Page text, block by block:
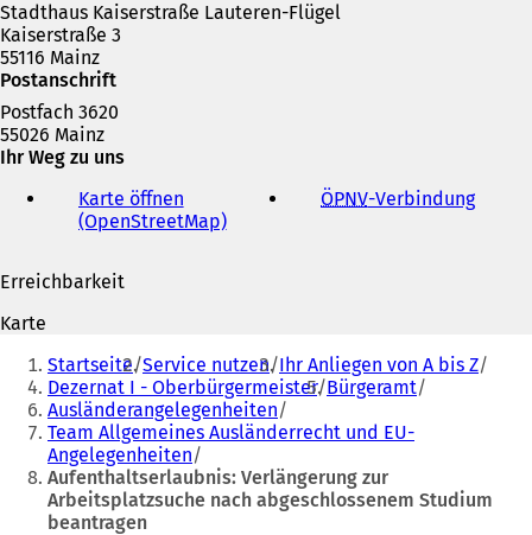
n
a
)
Stadthaus Kaiserstraße Lauteren-Flügel
Kaiserstraße 3
55116 Mainz
Postanschrift
Postfach 3620
55026 Mainz
Ihr Weg zu uns
Karte öffnen
(OpenStreetMap)(
t
i
n
e
i
n
e
m
ÖPNV-Verbindung(
i
n
m
n
Erreichbarkeit
Karte
Sie
befinden
sich
hier:
Startseite Service nutzen Ihr Anliegen von A bis Z
Dezernat I - Oberbürgermeister Bürgeramt
Ausländerangelegenheiten
Team Allgemeines Ausländerrecht und EU-
Angelegenheiten
Aufenthaltserlaubnis: Verlängerung zur
Arbeitsplatzsuche nach abgeschlossenem Studium
beantragen